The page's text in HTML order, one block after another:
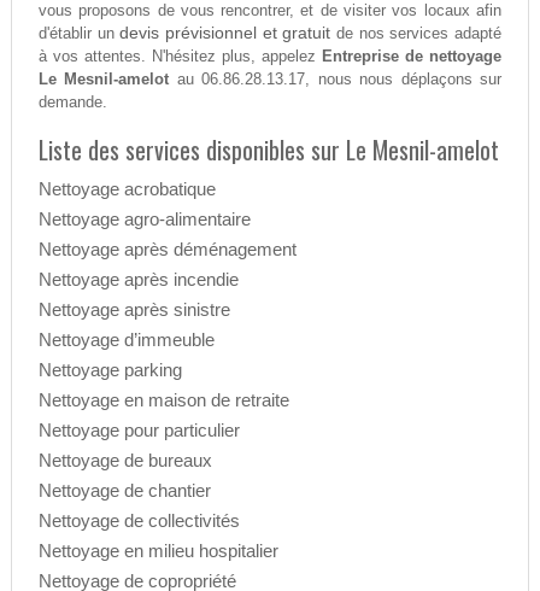
vous proposons de vous rencontrer, et de visiter vos locaux afin
d'établir undevis prévisionnel et gratuit de nos services adapté
à vos attentes. N'hésitez plus, appelez Entreprise de nettoyage
Le Mesnil-amelot au 06.86.28.13.17, nous nous déplaçons sur
demande.
Liste des services disponibles sur Le Mesnil-amelot
Nettoyage acrobatique
Nettoyage agro-alimentaire
Nettoyage après déménagement
Nettoyage après incendie
Nettoyage après sinistre
Nettoyage d’immeuble
Nettoyage parking
Nettoyage en maison de retraite
Nettoyage pour particulier
Nettoyage de bureaux
Nettoyage de chantier
Nettoyage de collectivités
Nettoyage en milieu hospitalier
Nettoyage de copropriété